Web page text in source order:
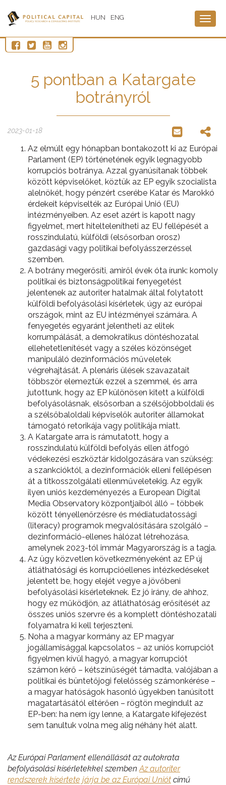
HUN ENG
5 pontban a Katargate
botrányról
2023-01-18
Az elmúlt egy hónapban bontakozott ki az Európai
Parlament (EP) történetének egyik legnagyobb
korrupciós botránya. Azzal gyanúsítanak többek
között képviselőket, köztük az EP egyik szocialista
alelnökét, hogy pénzért cserébe Katar és Marokkó
érdekeit képviselték az Európai Unió (EU)
intézményeiben. Az eset azért is kapott nagy
figyelmet, mert hiteltelenítheti az EU fellépését a
rosszindulatú, külföldi (elsősorban orosz)
gazdasági vagy politikai befolyásszerzéssel
szemben.
A botrány megerősíti, amiről évek óta írunk: komoly
politikai és biztonságpolitikai fenyegetést
jelentenek az autoriter hatalmak által folytatott
külföldi befolyásolási kísérletek, úgy az európai
országok, mint az EU intézményei számára. A
fenyegetés egyaránt jelentheti az elitek
korrumpálását, a demokratikus döntéshozatal
ellehetetlenítését vagy a széles közönséget
manipuláló dezinformációs műveletek
végrehajtását. A plenáris ülések szavazatait
többször elemeztük ezzel a szemmel, és arra
jutottunk, hogy az EP különösen kitett a külföldi
befolyásolásnak, elsősorban a szélsőjobboldali és
a szélsőbaloldali képviselők autoriter államokat
támogató retorikája vagy politikája miatt.
A Katargate arra is rámutatott, hogy a
rosszindulatú külföldi befolyás ellen átfogó
védekezési eszköztár kidolgozására van szükség:
a szankcióktól, a dezinformációk elleni fellépésen
át a titkosszolgálati ellenműveletekig. Az egyik
ilyen uniós kezdeményezés a European Digital
Media Observatory központjaiból álló – többek
között tényellenőrzésre és médiatudatossági
(literacy) programok megvalósítására szolgáló –
dezinformáció-ellenes hálózat létrehozása,
amelynek 2023-tól immár Magyarország is a tagja.
Az ügy közvetlen következményeként az EP új
átláthatósági és korrupcióellenes intézkedéseket
jelentett be, hogy elejét vegye a jövőbeni
befolyásolási kísérleteknek. Ez jó irány, de ahhoz,
hogy ez működjön, az átláthatóság erősítését az
összes uniós szervre és a komplett döntéshozatali
folyamatra ki kell terjeszteni.
Noha a magyar kormány az EP magyar
jogállamisággal kapcsolatos – az uniós korrupciót
figyelmen kívül hagyó, a magyar korrupciót
számon kérő – kétszínűségét támadta, valójában a
politikai és büntetőjogi felelősség számonkérése –
a magyar hatóságok hasonló ügyekben tanúsított
magatartásától eltérően – rögtön megindult az
EP-ben: ha nem így lenne, a Katargate kifejezést
sem tanultuk volna meg alig néhány hét alatt.
Az Európai Parlament ellenállását az autokrata
befolyásolási kísérletekkel szembenAz autoriter
rendszerek kísértete járja be az Európai Uniót című